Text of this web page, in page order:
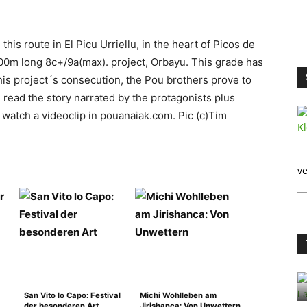
route in El Picu Urriellu, in the heart of Picos de
long 8c+/9a(max). project, Orbayu. This grade has
project´s consecution, the Pou brothers prove to
the story narrated by the protagonists plus
a videoclip in pouanaiak.com. Pic (c)Tim
San Vito lo Capo: Festival
Michi Wohlleben am